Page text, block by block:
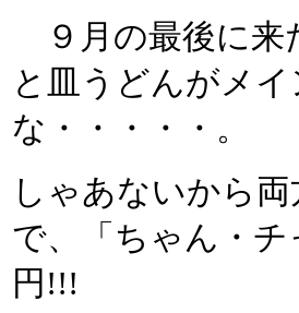
９月の最後に来
と皿うどんがメ
な・・・・・。
しゃあないから
で、「ちゃん・
円!!!